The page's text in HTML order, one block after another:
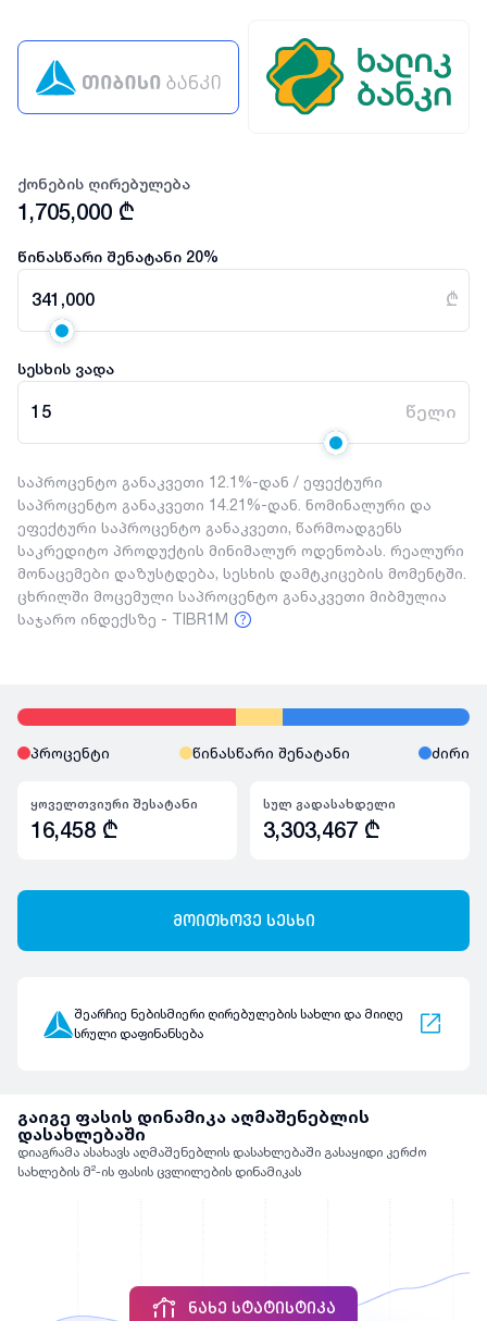
ქონების ღირებულება
1,705,000 ₾
წინასწარი შენატანი 20%
341,000 ₾
სესხის ვადა
15 წელი
საპროცენტო განაკვეთი 12.1%-დან / ეფექტური
საპროცენტო განაკვეთი 14.21%-დან. ნომინალური და
ეფექტური საპროცენტო განაკვეთი, წარმოადგენს
საკრედიტო პროდუქტის მინიმალურ ოდენობას. რეალური
მონაცემები დაზუსტდება, სესხის დამტკიცების მომენტში.
ცხრილში მოცემული საპროცენტო განაკვეთი მიბმულია
საჯარო ინდექსზე - TIBR1M
პროცენტი წინასწარი შენატანი ძირი
ყოველთვიური შესატანი
16,458 ₾
სულ გადასახდელი
3,303,467 ₾
მოითხოვე სესხი
შეარჩიე ნებისმიერი ღირებულების სახლი და მიიღე
სრული დაფინანსება
გაიგე ფასის დინამიკა აღმაშენებლის
დასახლებაში
დიაგრამა ასახავს აღმაშენებლის დასახლებაში გასაყიდი კერძო
სახლების მ²-ის ფასის ცვლილების დინამიკას
ᲜᲐᲮᲔ ᲡᲢᲐᲢᲘᲡᲢᲘᲙᲐ